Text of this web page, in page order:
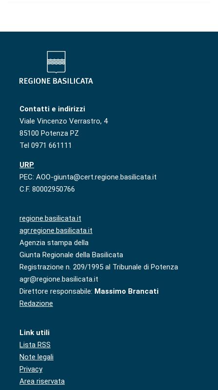
Contatti e indirizzi
Viale Vincenzo Verrastro, 4
85100 Potenza PZ
Tel 0971 661111
URP
PEC: AOO-giunta@cert.regione.basilicata.it
C.F. 80002950766
regione.basilicata.it
agr.regione.basilicata.it
Agenzia stampa della
Giunta Regionale della Basilicata
Registrazione n. 209/1995 al Tribunale di Potenza
agr@regione.basilicata.it
Direttore responsabile: Massimo Brancati
Redazione
Link utili
Lista RSS
Note legali
Privacy
Area riservata